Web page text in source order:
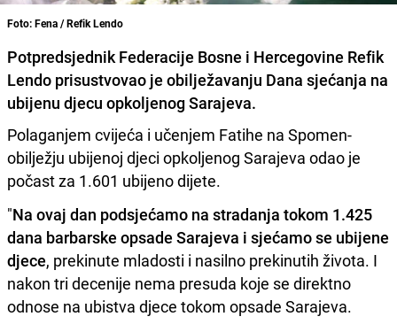
Foto: Fena / Refik Lendo
Potpredsjednik Federacije Bosne i Hercegovine Refik
Lendo prisustvovao je obilježavanju Dana sjećanja na
ubijenu djecu opkoljenog Sarajeva.
Polaganjem cvijeća i učenjem Fatihe na Spomen-
obilježju ubijenoj djeci opkoljenog Sarajeva odao je
počast za 1.601 ubijeno dijete.
"Na ovaj dan podsjećamo na stradanja tokom 1.425
dana barbarske opsade Sarajeva i sjećamo se ubijene
djece, prekinute mladosti i nasilno prekinutih života. I
nakon tri decenije nema presuda koje se direktno
odnose na ubistva djece tokom opsade Sarajeva.